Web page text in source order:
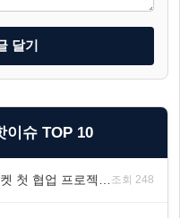
달기
이슈 TOP 10
조회 248